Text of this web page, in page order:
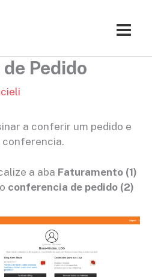
Pedido
a conferir um pedido e
a aba Faturamento (1)
conferencia de pedido (2)